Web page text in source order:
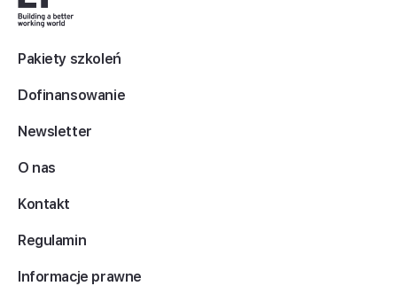
Pakiety szkoleń
Dofinansowanie
Newsletter
O nas
Kontakt
Regulamin
Informacje prawne